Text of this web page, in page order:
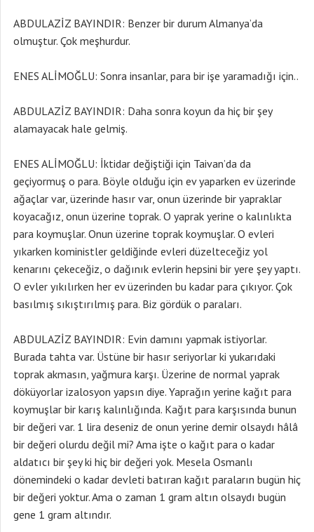
ABDULAZİZ BAYINDIR: Benzer bir durum Almanya’da
olmuştur. Çok meşhurdur.
ENES ALİMOĞLU: Sonra insanlar, para bir işe yaramadığı için..
ABDULAZİZ BAYINDIR: Daha sonra koyun da hiç bir şey
alamayacak hale gelmiş.
ENES ALİMOĞLU: İktidar değiştiği için Taivan’da da
geçiyormuş o para. Böyle olduğu için ev yaparken ev üzerinde
ağaçlar var, üzerinde hasır var, onun üzerinde bir yapraklar
koyacağız, onun üzerine toprak. O yaprak yerine o kalınlıkta
para koymuşlar. Onun üzerine toprak koymuşlar. O evleri
yıkarken koministler geldiğinde evleri düzelteceğiz yol
kenarını çekeceğiz, o dağınık evlerin hepsini bir yere şey yaptı.
O evler yıkılırken her ev üzerinden bu kadar para çıkıyor. Çok
basılmış sıkıştırılmış para. Biz gördük o paraları.
ABDULAZİZ BAYINDIR: Evin damını yapmak istiyorlar.
Burada tahta var. Üstüne bir hasır seriyorlar ki yukarıdaki
toprak akmasın, yağmura karşı. Üzerine de normal yaprak
döküyorlar izalosyon yapsın diye. Yaprağın yerine kağıt para
koymuşlar bir karış kalınlığında. Kağıt para karşısında bunun
bir değeri var. 1 lira deseniz de onun yerine demir olsaydı hâlâ
bir değeri olurdu değil mi? Ama işte o kağıt para o kadar
aldatıcı bir şey ki hiç bir değeri yok. Mesela Osmanlı
dönemindeki o kadar devleti batıran kağıt paraların bugün hiç
bir değeri yoktur. Ama o zaman 1 gram altın olsaydı bugün
gene 1 gram altındır.